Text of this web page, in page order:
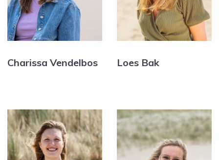
Charissa Vendelbos Loes Bak